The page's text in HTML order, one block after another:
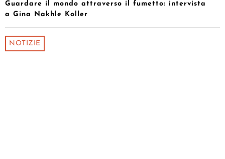
Guardare il mondo attraverso il fumetto: intervista
a Gina Nakhle Koller
NOTIZIE